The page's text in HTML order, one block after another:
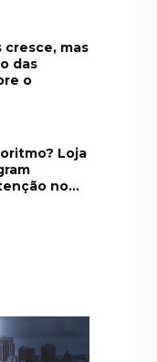
cresce, mas
das
o
Loja
no...